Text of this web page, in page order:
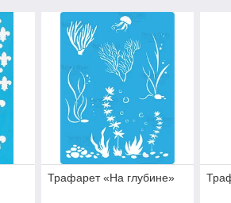
Трафарет «На глубине»